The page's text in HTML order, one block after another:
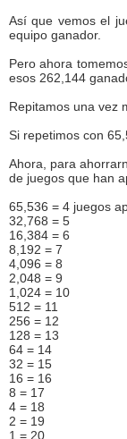
Así que vemos el
equipo ganador.
Pero ahora
esos 262,144
Repitamos una vez
Si repetimos con
Ahora, para
de juegos que han
65,536 = 4 juegos
32,768 = 5
16,384 = 6
8,192 = 7
4,096 = 8
2,048 = 9
1,024 = 10
512 = 11
256 = 12
128 = 13
64 = 14
32 = 15
16 = 16
8 = 17
4 = 18
2 = 19
1 = 20